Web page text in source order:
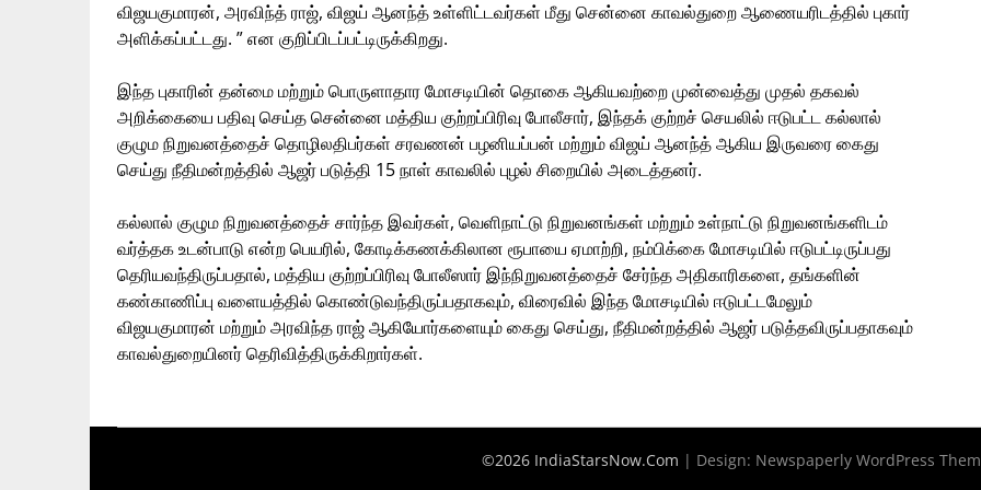
விஜயகுமாரன், அரவிந்த் ராஜ், விஜய் ஆனந்த் உள்ளிட்டவர்கள் மீது சென்னை காவல்துறை ஆணையரிடத்தில் புகார்
அளிக்கப்பட்டது. ” என குறிப்பிடப்பட்டிருக்கிறது.
இந்த புகாரின் தன்மை மற்றும் பொருளாதார மோசடியின் தொகை ஆகியவற்றை முன்வைத்து முதல் தகவல்
அறிக்கையை பதிவு செய்த சென்னை மத்திய குற்றப்பிரிவு போலீசார், இந்தக் குற்றச் செயலில் ஈடுபட்ட கல்லால்
குழும நிறுவனத்தைச் தொழிலதிபர்கள் சரவணன் பழனியப்பன் மற்றும் விஜய் ஆனந்த் ஆகிய இருவரை கைது
செய்து நீதிமன்றத்தில் ஆஜர் படுத்தி 15 நாள் காவலில் புழல் சிறையில் அடைத்தனர்.
கல்லால் குழும நிறுவனத்தைச் சார்ந்த இவர்கள், வெளிநாட்டு நிறுவனங்கள் மற்றும் உள்நாட்டு நிறுவனங்களிடம்
வர்த்தக உடன்பாடு என்ற பெயரில், கோடிக்கணக்கிலான ரூபாயை ஏமாற்றி, நம்பிக்கை மோசடியில் ஈடுபட்டிருப்பது
தெரியவந்திருப்பதால், மத்திய குற்றப்பிரிவு போலீஸார் இந்நிறுவனத்தைச் சேர்ந்த அதிகாரிகளை, தங்களின்
கண்காணிப்பு வளையத்தில் கொண்டுவந்திருப்பதாகவும், விரைவில் இந்த மோசடியில் ஈடுபட்டமேலும்
விஜயகுமாரன் மற்றும் அரவிந்த ராஜ் ஆகியோர்களையும் கைது செய்து, நீதிமன்றத்தில் ஆஜர் படுத்தவிருப்பதாகவும்
காவல்துறையினர் தெரிவித்திருக்கிறார்கள்.
©2026 IndiaStarsNow.Com | Design: Newspaperly WordPress